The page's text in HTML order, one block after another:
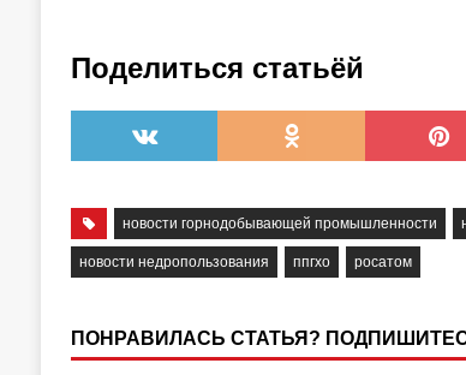
Поделиться статьёй
новости горнодобывающей промышленности
новости недропользования ппгхо росатом
ПОНРАВИЛАСЬ СТАТЬЯ?